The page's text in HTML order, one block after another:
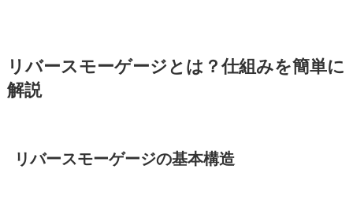
リバースモーゲージとは？仕組みを簡単に
解説
リバースモーゲージの基本構造